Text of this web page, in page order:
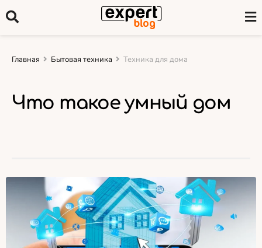
Главная Бытовая техника Техника для дома
Что такое умный дом